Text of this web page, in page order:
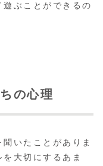
ぶことができるの
の心理
いたことがありま
大切にするあま